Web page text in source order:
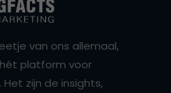
van ons allemaal,
hét platform voor
zijn de insights,